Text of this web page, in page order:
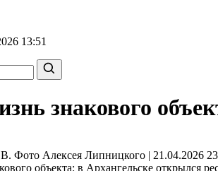
13:51
знакового
Алексея Липницкого | 21.04.2026